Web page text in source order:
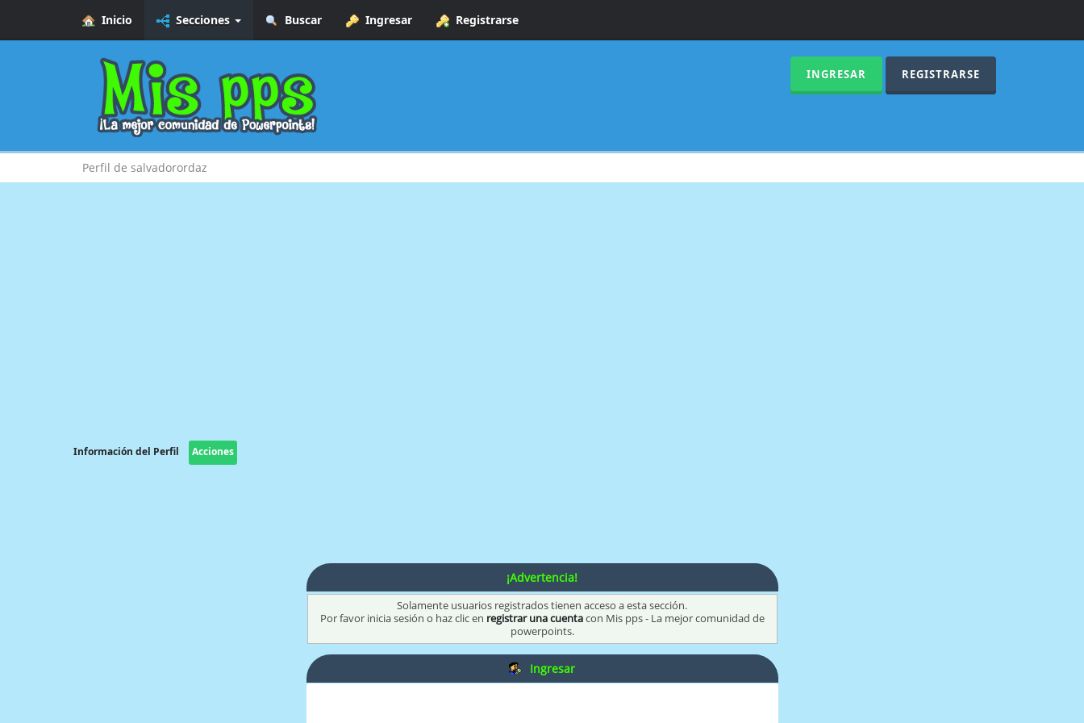
Inicio Secciones Buscar Ingresar Registrarse
INGRESAR REGISTRARSE
Perfil de salvadorordaz
Información del Perfil Acciones
¡Advertencia!
Solamente usuarios registrados tienen acceso a esta sección.
Por favor inicia sesión o haz clic en registrar una cuentacon Mis pps - La mejor comunidad de
powerpoints.
Ingresar